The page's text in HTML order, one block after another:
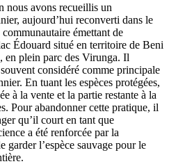
nous avons recueillis un
aujourd’hui reconverti dans le
émettant de
Édouard situé en territoire de Beni
plein parc des Virunga. Il
considéré comme principale
En tuant les espèces protégées,
à la vente et la partie restante à la
Pour abandonner cette pratique, il
qu’il court en tant que
a été renforcée par la
garder l’espèce sauvage pour le